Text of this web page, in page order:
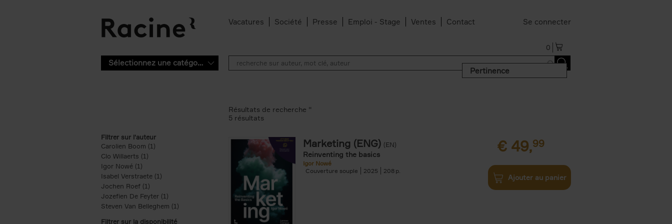
Vacatures Société Presse Emploi - Stage Ventes Contact Se connecter
0
Sélectionnez une catégorie
Pertinence
Filtrer sur l'auteur
Carolien Boom (1)
Clo Willaerts (1)
Igor Nowé (1)
Isabel Verstraete (1) Apply Isabel Verstraete filter
Jochen Roef (1)
Jozefien De Feyter (1) Apply Jozefien De Feyter filter
Steven Van Belleghem (1) Apply Steven Van Belleghem filter
Filtrer sur la disponibilité
Résultats de recherche ''
5 résultats
Marketing (ENG) (EN)
Reinventing the basics
Igor Nowé
Couverture souple
2025 208
€ 49,99
Ajouter au panier